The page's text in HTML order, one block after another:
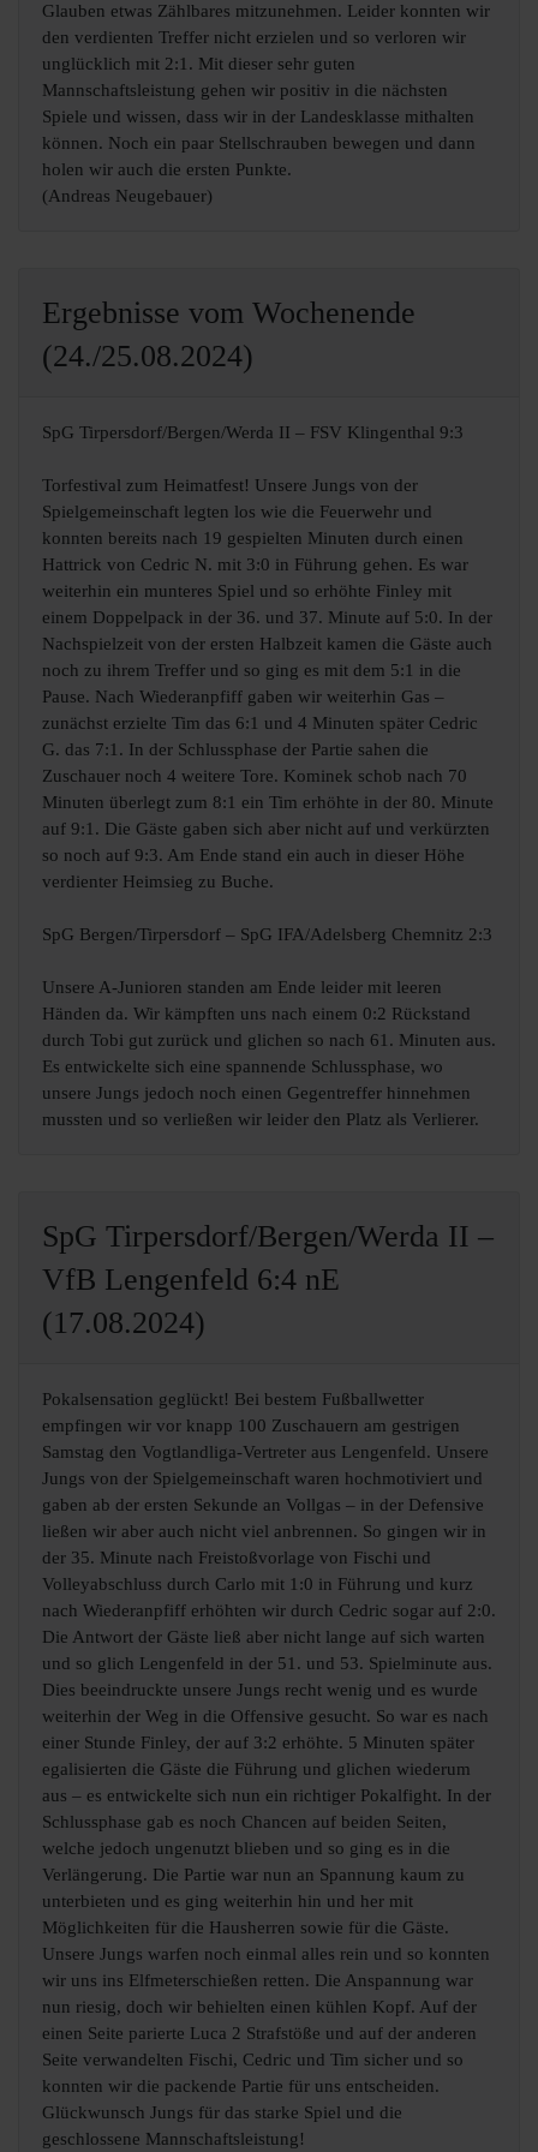
Glauben etwas Zählbares mitzunehmen. Leider konnten wir
den verdienten Treffer nicht erzielen und so verloren wir
unglücklich mit 2:1. Mit dieser sehr guten
Mannschaftsleistung gehen wir positiv in die nächsten
Spiele und wissen, dass wir in der Landesklasse mithalten
können. Noch ein paar Stellschrauben bewegen und dann
holen wir auch die ersten Punkte.
(Andreas Neugebauer)
Ergebnisse vom Wochenende
(24./25.08.2024)
SpG Tirpersdorf/Bergen/Werda II – FSV Klingenthal 9:3
Torfestival zum Heimatfest! Unsere Jungs von der
Spielgemeinschaft legten los wie die Feuerwehr und
konnten bereits nach 19 gespielten Minuten durch einen
Hattrick von Cedric N. mit 3:0 in Führung gehen. Es war
weiterhin ein munteres Spiel und so erhöhte Finley mit
einem Doppelpack in der 36. und 37. Minute auf 5:0. In der
Nachspielzeit von der ersten Halbzeit kamen die Gäste auch
noch zu ihrem Treffer und so ging es mit dem 5:1 in die
Pause. Nach Wiederanpfiff gaben wir weiterhin Gas –
zunächst erzielte Tim das 6:1 und 4 Minuten später Cedric
G. das 7:1. In der Schlussphase der Partie sahen die
Zuschauer noch 4 weitere Tore. Kominek schob nach 70
Minuten überlegt zum 8:1 ein Tim erhöhte in der 80. Minute
auf 9:1. Die Gäste gaben sich aber nicht auf und verkürzten
so noch auf 9:3. Am Ende stand ein auch in dieser Höhe
verdienter Heimsieg zu Buche.
SpG Bergen/Tirpersdorf – SpG IFA/Adelsberg Chemnitz 2:3
Unsere A-Junioren standen am Ende leider mit leeren
Händen da. Wir kämpften uns nach einem 0:2 Rückstand
durch Tobi gut zurück und glichen so nach 61. Minuten aus.
Es entwickelte sich eine spannende Schlussphase, wo
unsere Jungs jedoch noch einen Gegentreffer hinnehmen
mussten und so verließen wir leider den Platz als Verlierer.
SpG Tirpersdorf/Bergen/Werda II –
VfB Lengenfeld 6:4 nE
(17.08.2024)
Pokalsensation geglückt! Bei bestem Fußballwetter
empfingen wir vor knapp 100 Zuschauern am gestrigen
Samstag den Vogtlandliga-Vertreter aus Lengenfeld. Unsere
Jungs von der Spielgemeinschaft waren hochmotiviert und
gaben ab der ersten Sekunde an Vollgas – in der Defensive
ließen wir aber auch nicht viel anbrennen. So gingen wir in
der 35. Minute nach Freistoßvorlage von Fischi und
Volleyabschluss durch Carlo mit 1:0 in Führung und kurz
nach Wiederanpfiff erhöhten wir durch Cedric sogar auf 2:0.
Die Antwort der Gäste ließ aber nicht lange auf sich warten
und so glich Lengenfeld in der 51. und 53. Spielminute aus.
Dies beeindruckte unsere Jungs recht wenig und es wurde
weiterhin der Weg in die Offensive gesucht. So war es nach
einer Stunde Finley, der auf 3:2 erhöhte. 5 Minuten später
egalisierten die Gäste die Führung und glichen wiederum
aus – es entwickelte sich nun ein richtiger Pokalfight. In der
Schlussphase gab es noch Chancen auf beiden Seiten,
welche jedoch ungenutzt blieben und so ging es in die
Verlängerung. Die Partie war nun an Spannung kaum zu
unterbieten und es ging weiterhin hin und her mit
Möglichkeiten für die Hausherren sowie für die Gäste.
Unsere Jungs warfen noch einmal alles rein und so konnten
wir uns ins Elfmeterschießen retten. Die Anspannung war
nun riesig, doch wir behielten einen kühlen Kopf. Auf der
einen Seite parierte Luca 2 Strafstöße und auf der anderen
Seite verwandelten Fischi, Cedric und Tim sicher und so
konnten wir die packende Partie für uns entscheiden.
Glückwunsch Jungs für das starke Spiel und die
geschlossene Mannschaftsleistung!